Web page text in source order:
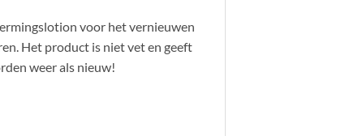
voor het vernieuwen
Het product is niet vet en geeft
weer als nieuw!